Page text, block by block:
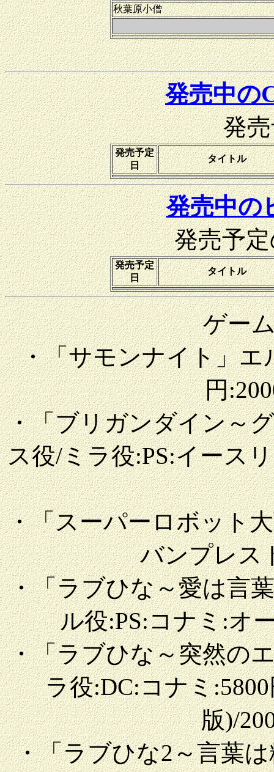
秋葉原小僧
発売中の
発
発売予定
日
タイトル
発売中の
発売予
発売予定
日
タイトル
ゲー
・「サモンナイト」エ
円
・「ブリガンダイン～
ス役/ミラ役:PS:イース
・「スーパーロボット
バンプレス
・「ラブひな～愛は言
ル役:PS:コナミ:オ
・「ラブひな～突然の
ラ役:DC:コナミ
版)/
・「ラブひな2～言葉